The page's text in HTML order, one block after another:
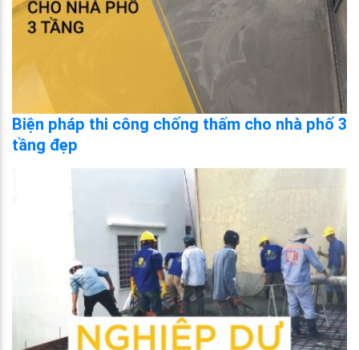
Biện pháp thi công chống thấm cho nhà phố 3
tầng đẹp